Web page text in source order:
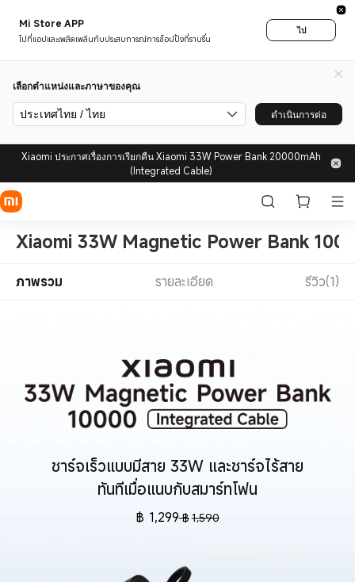
Mi Store APP
ไปที่แอปและเพลิดเพลินกับประสบการณ์การช็อปปิ้งที่ราบรื่น
ไป
เลือกตำแหน่งและภาษาของคุณ
ประเทศไทย / ไทย ดำเนินการต่อ
Xiaomi ประกาศเรื่องการเรียกคืน Xiaomi 33W Power Bank 20000mAh
(Integrated Cable)
Xiaomi 33W Magnetic Power Bank
ภาพรวม รายละเอียด รีวิว(1)
ชาร์จเร็วแบบมีสาย 33W และชาร์จไร้สาย
ทันทีเมื่อแนบกับสมาร์ทโฟน
฿ 1,299 ฿1,590